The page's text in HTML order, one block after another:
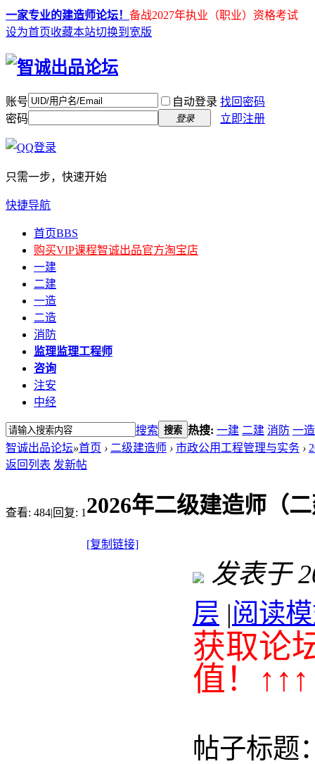
一家专业的建造师论坛！ 备战2027年执业（职业）资格考试
设为首页收藏本站切换到宽版
账号 自动登录 找回密码
密码
登录 立即注册
只需一步，快速开始
快捷导航
首页BBS
购买VIP课程智诚出品官方淘宝店
一建
二建
一造
二造
消防
监理监理工程师
咨询
注安
中经
搜索 搜索 热搜: 一建 二建 消防 一造
智诚出品论坛»首页 › 二级建造师 › 市政公用工程管理与实务 ›
返回列表 发新帖
查看: 484|回复: 1 2026年二级建造师（
[复制链接]
发表于
层 |阅读
获取论
值！↑↑↑
帖子标题